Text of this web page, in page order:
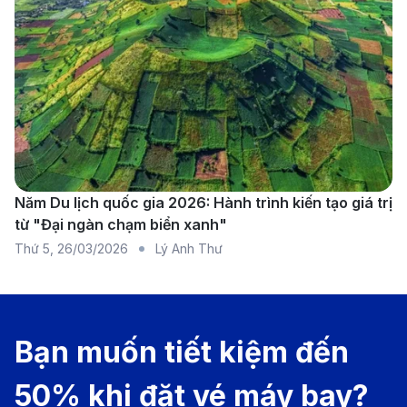
🇻🇳Bamboo
Airways
Khoảng 2
chuyến/tuần
2 giờ 25 phút
Vietnam Airlines - Hàng hàng không Quốc gia uy tín
(Ảnh: Internet)
Giá vé máy bay từ Singapore đi Tp.
Năm Du lịch quốc gia 2026: Hành trình kiến tạo giá trị
từ "Đại ngàn chạm biển xanh"
Thứ 5 26/03/2026 Lý Anh Thư
Bạn muốn tiết kiệm đến
50% khi đặt vé máy bay?